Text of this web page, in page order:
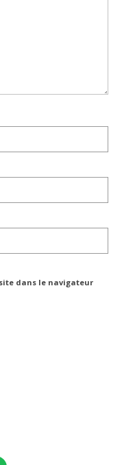
dans le navigateur